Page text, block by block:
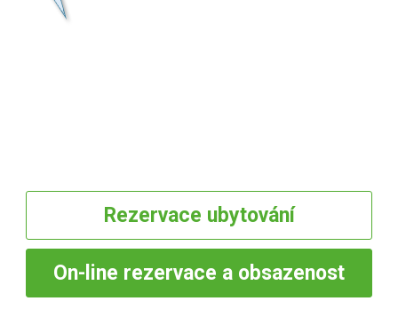
Rezervace ubytování
On-line rezervace a obsazenost